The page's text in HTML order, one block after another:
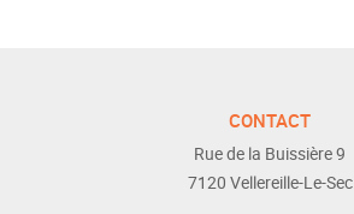
CONTACT
Rue de la Buissière 9
7120 Vellereille-Le-Sec